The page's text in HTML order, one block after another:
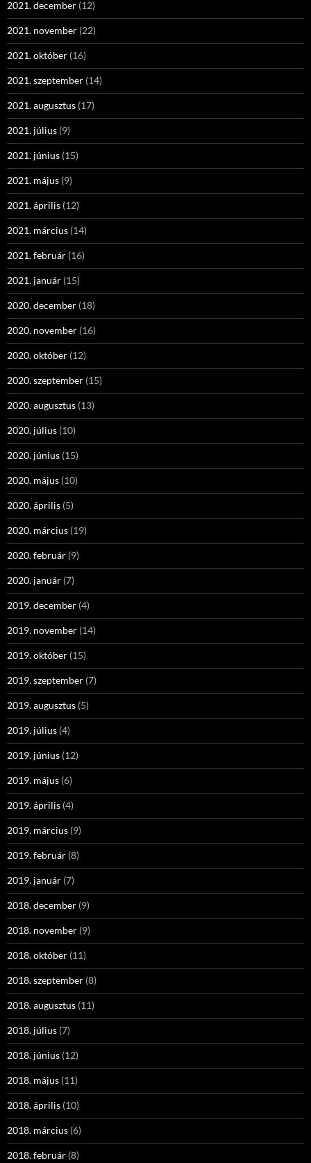
2021. december (12)
2021. november (22)
2021. október (16)
2021. szeptember (14)
2021. augusztus (17)
2021. július (9)
2021. június (15)
2021. május (9)
2021. április (12)
2021. március (14)
2021. február (16)
2021. január (15)
2020. december (18)
2020. november (16)
2020. október (12)
2020. szeptember (15)
2020. augusztus (13)
2020. július (10)
2020. június (15)
2020. május (10)
2020. április (5)
2020. március (19)
2020. február (9)
2020. január (7)
2019. december (4)
2019. november (14)
2019. október (15)
2019. szeptember (7)
2019. augusztus (5)
2019. július (4)
2019. június (12)
2019. május (6)
2019. április (4)
2019. március (9)
2019. február (8)
2019. január (7)
2018. december (9)
2018. november (9)
2018. október (11)
2018. szeptember (8)
2018. augusztus (11)
2018. július (7)
2018. június (12)
2018. május (11)
2018. április (10)
2018. március (6)
2018. február (8)